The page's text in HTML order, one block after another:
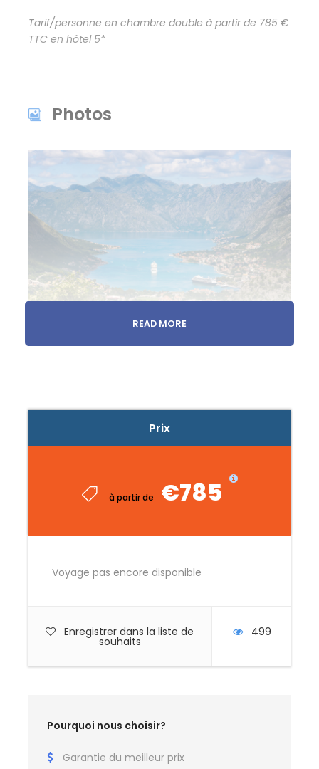
Prix
€785
Voyage pas encore disponible
Enregistrer dans la liste de
souhaits
499
Pourquoi nous choisir?
Garantie du meilleur prix
Tarif/personne en chambre double à partir de 785 €
TTC en hôtel 5*
Photos
READ MORE